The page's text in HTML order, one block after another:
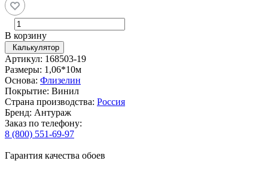
В корзину
Калькулятор
Артикул: 168503-19
Размеры: 1,06*10м
Основа: Флизелин
Покрытие: Винил
Страна производства: Россия
Бренд: Антураж
Заказ по телефону:
8 (800) 551-69-97
Гарантия качества обоев